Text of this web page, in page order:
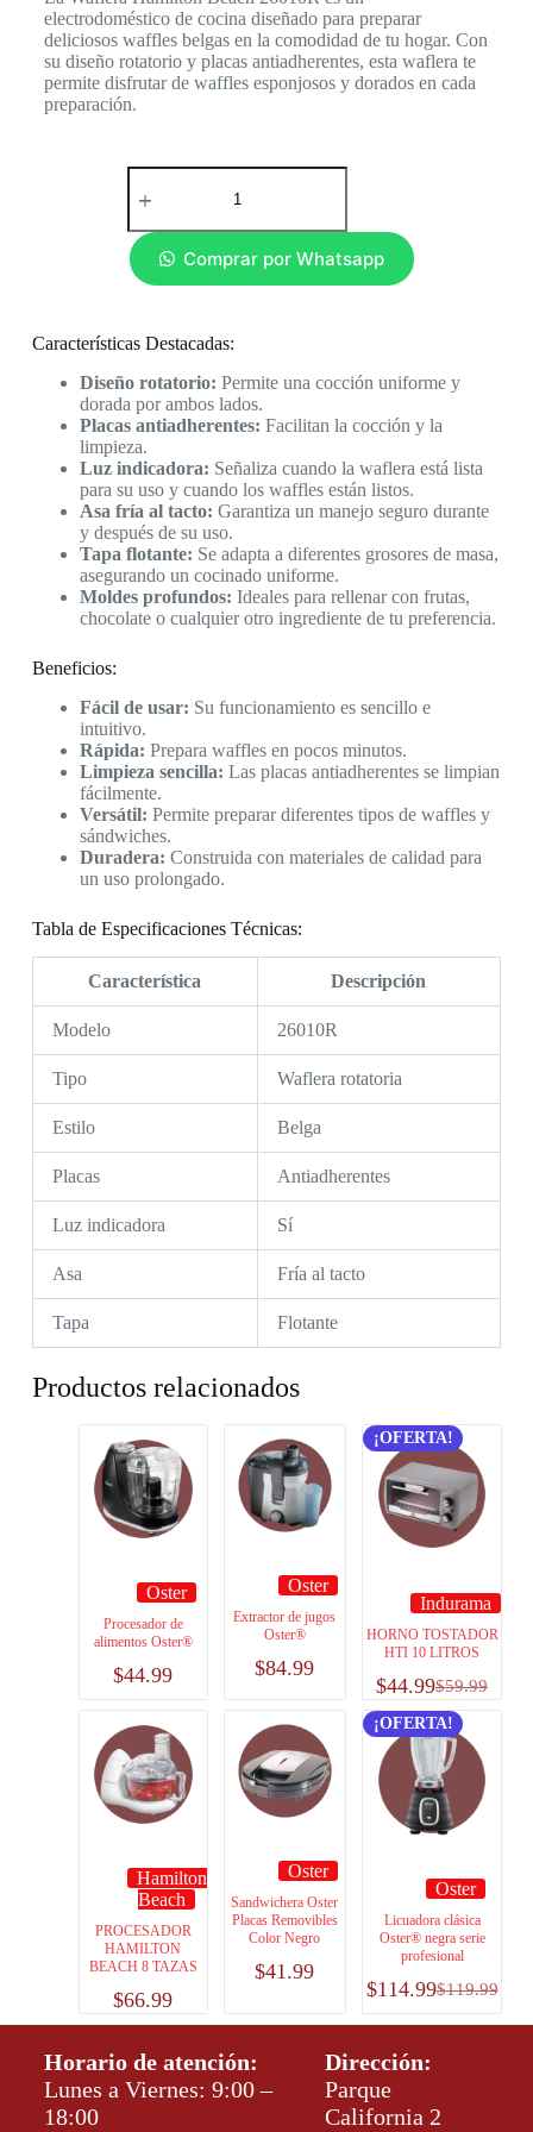
electrodoméstico de cocina diseñado para preparar
deliciosos waffles belgas en la comodidad de tu hogar. Con
su diseño rotatorio y placas antiadherentes, esta waflera te
permite disfrutar de waffles esponjosos y dorados en cada
preparación.
Comprar por Whatsapp
Características Destacadas:
Diseño rotatorio: Permite una cocción uniforme y
dorada por ambos lados.
Placas antiadherentes: Facilitan la cocción y la
limpieza.
Luz indicadora: Señaliza cuando la waflera está lista
para su uso y cuando los waffles están listos.
Asa fría al tacto: Garantiza un manejo seguro durante
y después de su uso.
Tapa flotante: Se adapta a diferentes grosores de masa,
asegurando un cocinado uniforme.
Moldes profundos: Ideales para rellenar con frutas,
chocolate o cualquier otro ingrediente de tu preferencia.
Beneficios:
Fácil de usar: Su funcionamiento es sencillo e
intuitivo.
Rápida: Prepara waffles en pocos minutos.
Limpieza sencilla: Las placas antiadherentes se limpian
fácilmente.
Versátil: Permite preparar diferentes tipos de waffles y
sándwiches.
Duradera: Construida con materiales de calidad para
un uso prolongado.
Tabla de Especificaciones Técnicas:
Característica Descripción
Modelo 26010R
Tipo Waflera rotatoria
Estilo Belga
Placas Antiadherentes
Luz indicadora Sí
Asa Fría al tacto
Tapa Flotante
Productos relacionados
Oster
Procesador de
alimentos Oster®
$44.99
Oster
Extractor de jugos
Oster®
$84.99
¡OFERTA!
Indurama
HORNO TOSTADOR
HTI 10 LITROS
$59.99
$44.99
Hamilton
Beach
PROCESADOR
HAMILTON
BEACH 8 TAZAS
$66.99
Oster
Sandwichera Oster
Placas Removibles
Color Negro
$41.99
¡OFERTA!
Oster
Licuadora clásica
Oster® negra serie
profesional
$119.99
$114.99
Horario de atención:
Lunes a Viernes: 9:00 –
18:00
Dirección:
Parque
California 2